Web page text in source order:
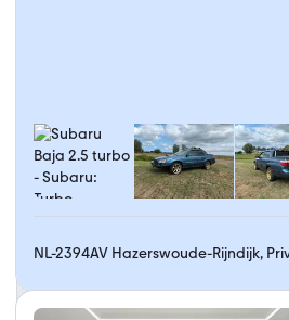
NL-2394AV Hazerswoude-Rijndijk,